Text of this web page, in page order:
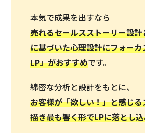
本気で成果を出すなら
売れるセールスストーリー設
に基づいた心理設計にフォー
LP」がおすすめです。
綿密な分析と設計をもとに、
お客様が「欲しい！」と感じ
描き最も響く形でLPに落とし